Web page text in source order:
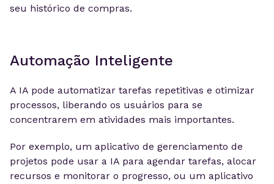
seu histórico de compras.
Automação Inteligente
A IA pode automatizar tarefas repetitivas e otimizar
processos, liberando os usuários para se
concentrarem em atividades mais importantes.
Por exemplo, um aplicativo de gerenciamento de
projetos pode usar a IA para agendar tarefas, alocar
recursos e monitorar o progresso, ou um aplicativo